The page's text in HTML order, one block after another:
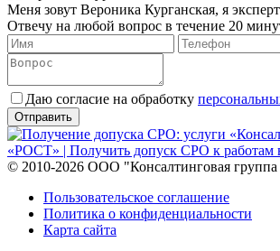
Меня зовут Вероника Курганская, я
Отвечу на любой вопрос в течение 20
Даю согласие на обработку
© 2010-2026 ООО "Консалтинговая
Пользовательское соглашение
Политика о конфиденциальности
Карта сайта